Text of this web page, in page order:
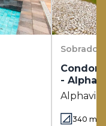
Sobrado
-
340 m²